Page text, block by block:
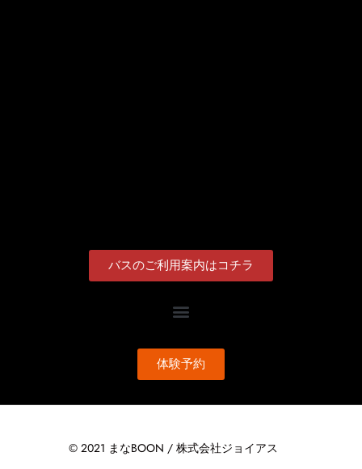
バスのご利用案内はコチラ
体験予約
© 2021 まなBOON / 株式会社ジョイアス